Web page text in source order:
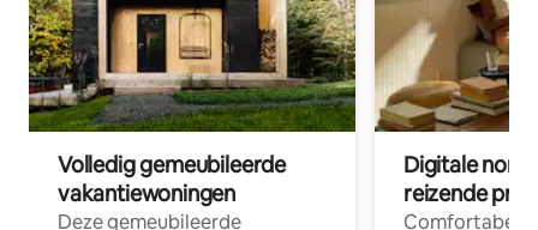
Volledig gemeubileerde
vakantiewoningen
Deze gemeubileerde
Digitale
reizende
Comfortabele